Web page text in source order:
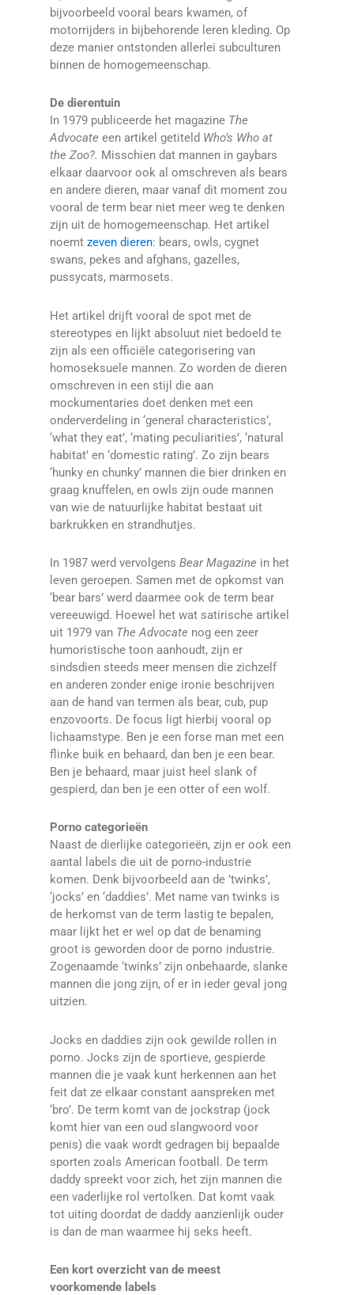
bijvoorbeeld vooral bears kwamen, of
motorrijders in bijbehorende leren kleding. Op
deze manier ontstonden allerlei subculturen
binnen de homogemeenschap.
De dierentuin
In 1979 publiceerde het magazine The
Advocate een artikel getiteld Who’s Who at
the Zoo?. Misschien dat mannen in gaybars
elkaar daarvoor ook al omschreven als bears
en andere dieren, maar vanaf dit moment zou
vooral de term bear niet meer weg te denken
zijn uit de homogemeenschap. Het artikel
noemtzeven dieren: bears, owls, cygnet
swans, pekes and afghans, gazelles,
pussycats, marmosets.
Het artikel drijft vooral de spot met de
stereotypes en lijkt absoluut niet bedoeld te
zijn als een officiële categorisering van
homoseksuele mannen. Zo worden de dieren
omschreven in een stijl die aan
mockumentaries doet denken met een
onderverdeling in ‘general characteristics’,
‘what they eat’, ‘mating peculiarities’, ‘natural
habitat’ en ‘domestic rating’. Zo zijn bears
‘hunky en chunky’ mannen die bier drinken en
graag knuffelen, en owls zijn oude mannen
van wie de natuurlijke habitat bestaat uit
barkrukken en strandhutjes.
In 1987 werd vervolgens Bear Magazine in het
leven geroepen. Samen met de opkomst van
‘bear bars’ werd daarmee ook de term bear
vereeuwigd. Hoewel het wat satirische artikel
uit 1979 van The Advocate nog een zeer
humoristische toon aanhoudt, zijn er
sindsdien steeds meer mensen die zichzelf
en anderen zonder enige ironie beschrijven
aan de hand van termen als bear, cub, pup
enzovoorts. De focus ligt hierbij vooral op
lichaamstype. Ben je een forse man met een
flinke buik en behaard, dan ben je een bear.
Ben je behaard, maar juist heel slank of
gespierd, dan ben je een otter of een wolf.
Porno categorieën
Naast de dierlijke categorieën, zijn er ook een
aantal labels die uit de porno-industrie
komen. Denk bijvoorbeeld aan de ’twinks’,
‘jocks’ en ‘daddies’. Met name van twinks is
de herkomst van de term lastig te bepalen,
maar lijkt het er wel op dat de benaming
groot is geworden door de porno industrie.
Zogenaamde ‘twinks’ zijn onbehaarde, slanke
mannen die jong zijn, of er in ieder geval jong
uitzien.
Jocks en daddies zijn ook gewilde rollen in
porno. Jocks zijn de sportieve, gespierde
mannen die je vaak kunt herkennen aan het
feit dat ze elkaar constant aanspreken met
‘bro’. De term komt van de jockstrap (jock
komt hier van een oud slangwoord voor
penis) die vaak wordt gedragen bij bepaalde
sporten zoals American football. De term
daddy spreekt voor zich, het zijn mannen die
een vaderlijke rol vertolken. Dat komt vaak
tot uiting doordat de daddy aanzienlijk ouder
is dan de man waarmee hij seks heeft.
Een kort overzicht van de meest
voorkomende labels